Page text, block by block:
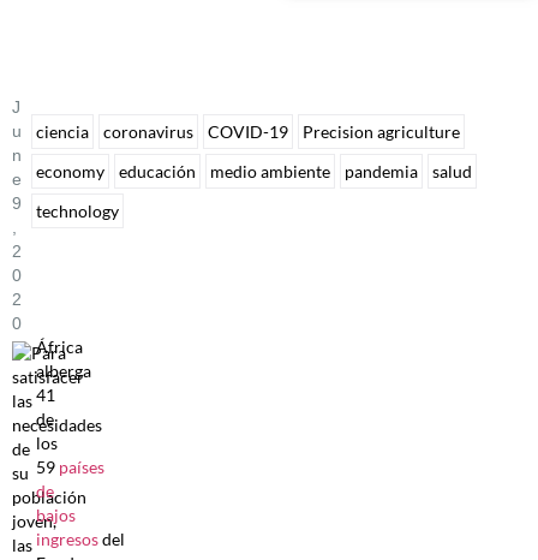
J
U
N
E
9
2
0
2
0
África
alberga
41
de
los
59 países
de
bajos
ingresosdel
ciencia coronavirus COVID-19
Precision agriculture
economy
educación medio ambiente pandemia
salud
technology